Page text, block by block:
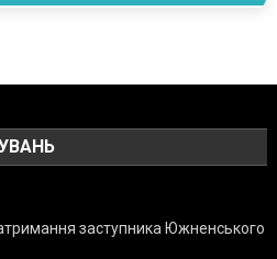
заступника Южненського